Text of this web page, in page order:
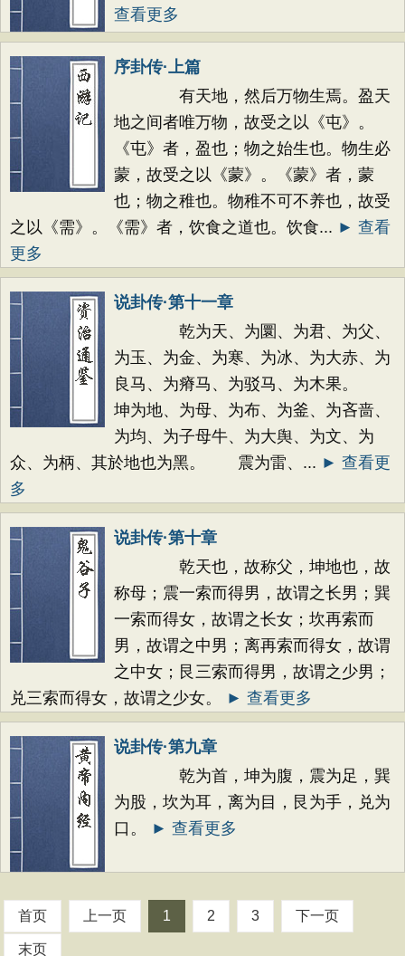
查看更多
序卦传·上篇
有天地，然后万物生焉。盈天
地之间者唯万物，故受之以《屯》。
《屯》者，盈也；物之始生也。物生必
蒙，故受之以《蒙》。《蒙》者，蒙
也；物之稚也。物稚不可不养也，故受
之以《需》。《需》者，饮食之道也。饮食... ► 查看
更多
说卦传·第十一章
乾为天、为圜、为君、为父、
为玉、为金、为寒、为冰、为大赤、为
良马、为瘠马、为驳马、为木果。
坤为地、为母、为布、为釜、为吝啬、
为均、为子母牛、为大舆、为文、为
众、为柄、其於地也为黑。 震为雷、... ► 查看更
多
说卦传·第十章
乾天也，故称父，坤地也，故
称母；震一索而得男，故谓之长男；巽
一索而得女，故谓之长女；坎再索而
男，故谓之中男；离再索而得女，故谓
之中女；艮三索而得男，故谓之少男；
兑三索而得女，故谓之少女。
► 查看更多
说卦传·第九章
乾为首，坤为腹，震为足，巽
为股，坎为耳，离为目，艮为手，兑为
口。
► 查看更多
首页 上一页 1 2 3 下一页
末页